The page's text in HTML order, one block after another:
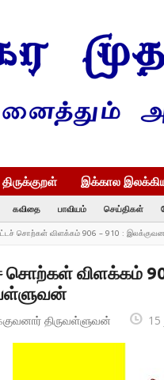
திருக்குறள் இக்கால
கவிதை பாவியம் செய்திகள்
சொற்கள் விளக்கம் 906 – 910 :
சொற்கள் விளக்கம்
திருவள்ளுவன் 15